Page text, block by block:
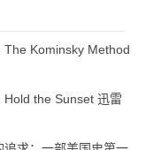
The Kominsky Method
Hold the Sunset 迅雷